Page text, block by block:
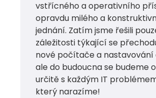
vstřícného a operativního
opravdu milého a
jednání. Zatím jsme řešili
záležitosti týkající se
nové počítače a nastavování
ale do budoucna se budeme
určitě s každým IT
který narazíme!